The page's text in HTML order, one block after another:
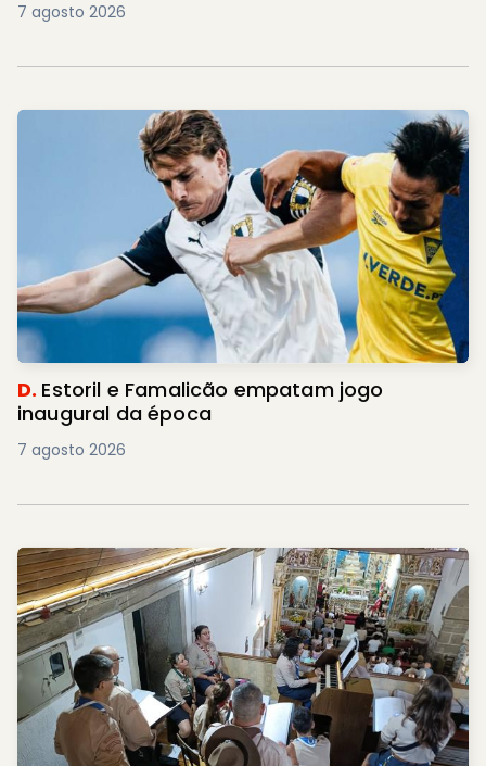
7 agosto 2026
D. Estoril e Famalicão empatam jogo
inaugural da época
7 agosto 2026